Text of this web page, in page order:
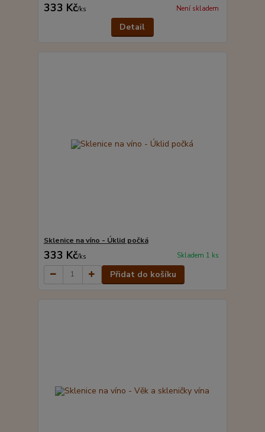
333 Kč/ks Není skladem
Detail
Sklenice na víno - Úklid počká
333 Kč/ks Skladem 1 ks
Přidat do košíku